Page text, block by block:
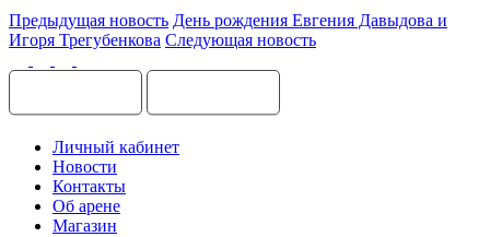
Предыдущая новость День рождения Евгения Давыдова и
Игоря Трегубенкова Следующая новость
Личный кабинет
Новости
Контакты
Об арене
Магазин